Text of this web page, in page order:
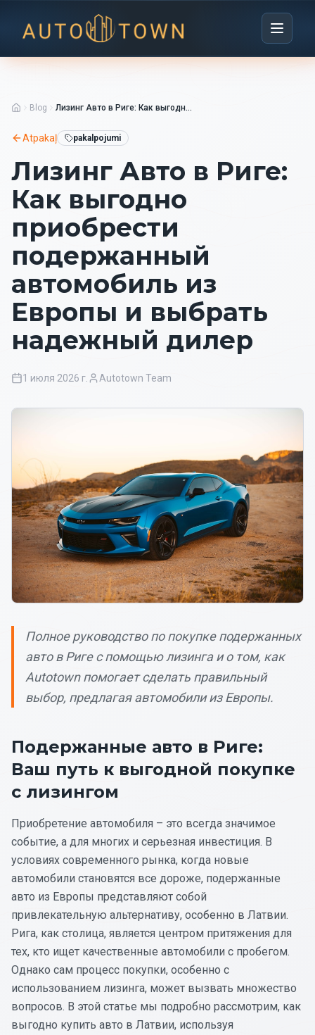
Blog Лизинг Авто в Риге: Как выгодно приобрести подержанный автомобиль из Европы и выбрать надежный дилер
Atpakaļ pakalpojumi
Лизинг Авто в Риге:
Как выгодно
приобрести
подержанный
автомобиль из
Европы и выбрать
надежный дилер
1 июля 2026 г. Autotown Team
Полное руководство по покупке подержанных
авто в Риге с помощью лизинга и о том, как
Autotown помогает сделать правильный
выбор, предлагая автомобили из Европы.
Подержанные авто в Риге:
Ваш путь к выгодной покупке
с лизингом
Приобретение автомобиля – это всегда значимое
событие, а для многих и серьезная инвестиция. В
условиях современного рынка, когда новые
автомобили становятся все дороже, подержанные
авто из Европы представляют собой
привлекательную альтернативу, особенно в Латвии.
Рига, как столица, является центром притяжения для
тех, кто ищет качественные автомобили с пробегом.
Однако сам процесс покупки, особенно с
использованием лизинга, может вызвать множество
вопросов. В этой статье мы подробно рассмотрим, как
выгодно купить авто в Латвии, используя